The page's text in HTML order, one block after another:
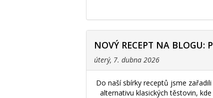
NOVÝ RECEPT NA BLOGU:
úterý, 7. dubna 2026
Do naší sbírky receptů jsme
alternativu klasických těstovin,